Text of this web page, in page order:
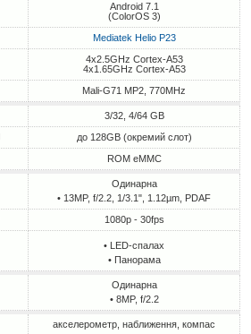
Android 7.1
(ColorOS 3)
Mediatek Helio P23
4x2.5GHz Cortex-A53
4x1.65GHz Cortex-A53
Mali-G71 MP2, 770MHz
3/32, 4/64 GB
до 128GB (окремий слот)
ROM eMMC
Одинарна
• 13MP, f/2.2, 1/3.1", 1.12µm, PDAF
1080p - 30fps
• LED-спалах
• Панорама
Одинарна
• 8MP, f/2.2
акселерометр, наближення, компас